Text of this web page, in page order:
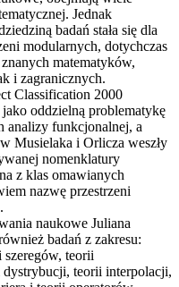
Jednak
badań stała się dla
modularnych, dotychczas
matematyków,
i zagranicznych.
Classification 2000
oddzielną problematykę
analizy funkcjonalnej, a
Musielaka i Orlicza weszły
nomenklatury
z klas omawianych
nazwę przestrzeni
naukowe Juliana
badań z zakresu:
teorii
teorii interpolacji,